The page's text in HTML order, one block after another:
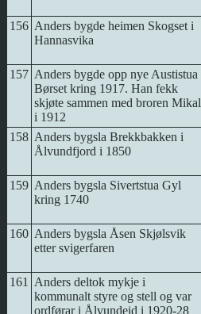
156 Anders bygde heimen Skogset i
Hannasvika
157 Anders bygde opp nye Austistua
Børset kring 1917. Han fekk
skjøte sammen med broren Mikal
i 1912
158 Anders bygsla Brekkbakken i
Ålvundfjord i 1850
159 Anders bygsla Sivertstua Gyl
kring 1740
160 Anders bygsla Åsen Skjølsvik
etter svigerfaren
161
Anders deltok mykje i
kommunalt styre og stell og var
ordførar i Ålvundeid i 1920-28